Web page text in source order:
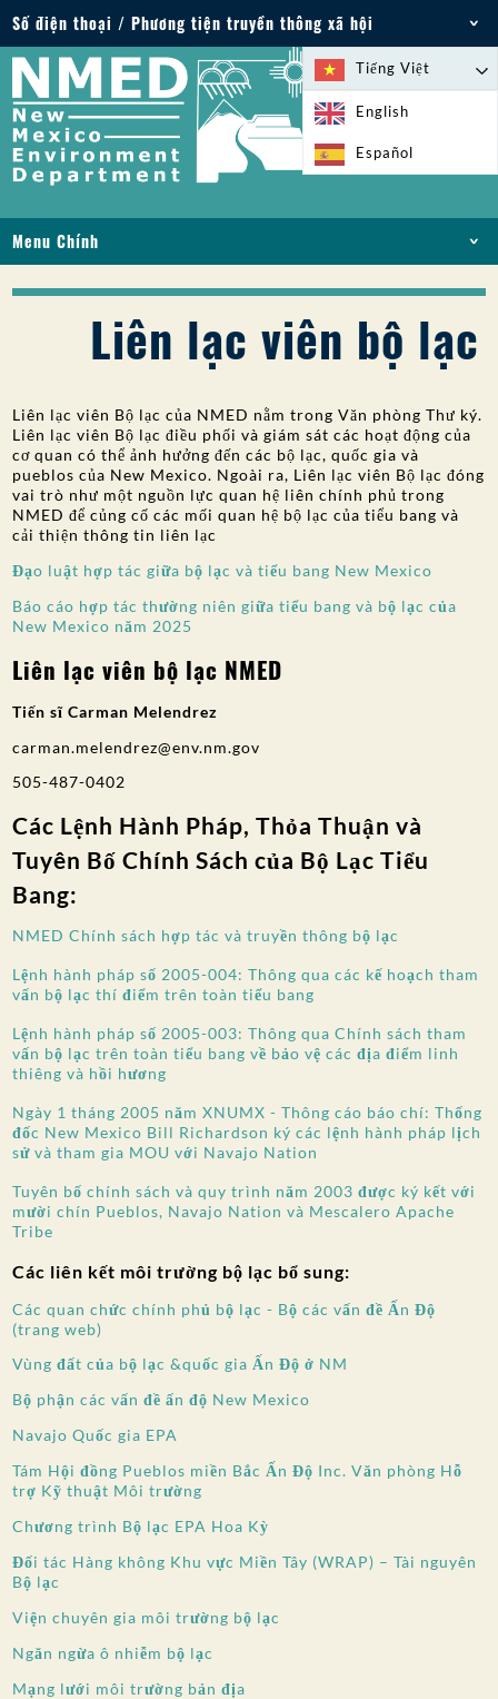
Số điện thoại / Phương tiện truyền thông xã hội
Điện thoại: 505-827-2855
1-800-219-6157
Trường hợp khẩn cấp về môi trường: 505-827-
9329 (24 giờ)
Tiếng Việt
English
Español
Menu Chính
GIẤY PHÉP VÀ GIẤY PHÉP
PFAS Ở NM
TÀI TRỢ
DỊCH VỤ TRỰC TUYẾN
THƯ VIỆN
SỰ THAM GIA CỦA CÔNG CHÚNG
Tìm kiếm:
Liên lạc viên bộ lạc
Liên lạc viên Bộ lạc của NMED nằm trong Văn phòng Thư ký.
Liên lạc viên Bộ lạc điều phối và giám sát các hoạt động của
cơ quan có thể ảnh hưởng đến các bộ lạc, quốc gia và
pueblos của New Mexico. Ngoài ra, Liên lạc viên Bộ lạc đóng
vai trò như một nguồn lực quan hệ liên chính phủ trong
NMED để củng cố các mối quan hệ bộ lạc của tiểu bang và
cải thiện thông tin liên lạc
Đạo luật hợp tác giữa bộ lạc và tiểu bang New Mexico
Báo cáo hợp tác thường niên giữa tiểu bang và bộ lạc của
New Mexico năm 2025
Liên lạc viên bộ lạc NMED
Tiến sĩ Carman Melendrez
carman.melendrez@env.nm.gov
505-487-0402
Các Lệnh Hành Pháp, Thỏa Thuận và
Tuyên Bố Chính Sách của Bộ Lạc Tiểu
Bang:
NMED Chính sách hợp tác và truyền thông bộ lạc
Lệnh hành pháp số 2005-004: Thông qua các kế hoạch tham
vấn bộ lạc thí điểm trên toàn tiểu bang
Lệnh hành pháp số 2005-003: Thông qua Chính sách tham
vấn bộ lạc trên toàn tiểu bang về bảo vệ các địa điểm linh
thiêng và hồi hương
Ngày 1 tháng 2005 năm XNUMX - Thông cáo báo chí: Thống
đốc New Mexico Bill Richardson ký các lệnh hành pháp lịch
sử và tham gia MOU với Navajo Nation
Tuyên bố chính sách và quy trình năm 2003 được ký kết với
mười chín Pueblos, Navajo Nation và Mescalero Apache
Tribe
Các liên kết môi trường bộ lạc bổ sung:
Các quan chức chính phủ bộ lạc - Bộ các vấn đề Ấn Độ
(trang web)
Vùng đất của bộ lạc &quốc gia Ấn Độ ở NM
Bộ phận các vấn đề ấn độ New Mexico
Navajo Quốc gia EPA
Tám Hội đồng Pueblos miền Bắc Ấn Độ Inc. Văn phòng Hỗ
trợ Kỹ thuật Môi trường
Chương trình Bộ lạc EPA Hoa Kỳ
Đối tác Hàng không Khu vực Miền Tây (WRAP) – Tài nguyên
Bộ lạc
Viện chuyên gia môi trường bộ lạc
Ngăn ngừa ô nhiễm bộ lạc
Mạng lưới môi trường bản địa